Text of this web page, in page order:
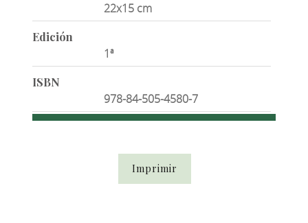
22x15 cm
Edición
1ª
ISBN
978-84-505-4580-7
Imprimir